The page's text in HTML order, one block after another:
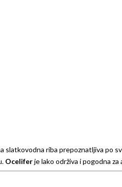
slatkovodna riba prepoznatljiva po
Oceliferje lako održiva i pogodna